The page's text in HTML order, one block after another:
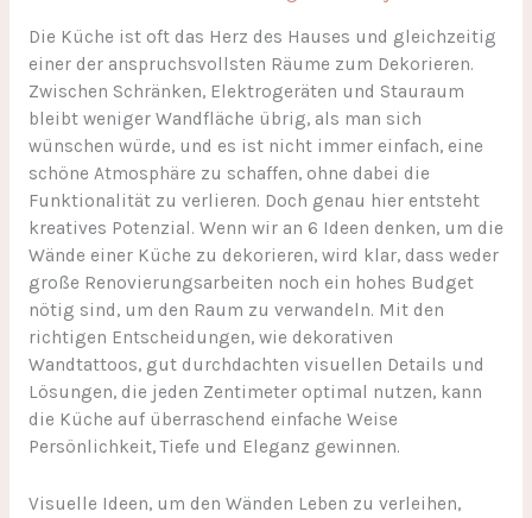
Die Küche ist oft das Herz des Hauses und gleichzeitig
einer der anspruchsvollsten Räume zum Dekorieren.
Zwischen Schränken, Elektrogeräten und Stauraum
bleibt weniger Wandfläche übrig, als man sich
wünschen würde, und es ist nicht immer einfach, eine
schöne Atmosphäre zu schaffen, ohne dabei die
Funktionalität zu verlieren. Doch genau hier entsteht
kreatives Potenzial. Wenn wir an 6 Ideen denken, um die
Wände einer Küche zu dekorieren, wird klar, dass weder
große Renovierungsarbeiten noch ein hohes Budget
nötig sind, um den Raum zu verwandeln. Mit den
richtigen Entscheidungen, wie dekorativen
Wandtattoos, gut durchdachten visuellen Details und
Lösungen, die jeden Zentimeter optimal nutzen, kann
die Küche auf überraschend einfache Weise
Persönlichkeit, Tiefe und Eleganz gewinnen.
Visuelle Ideen, um den Wänden Leben zu verleihen,